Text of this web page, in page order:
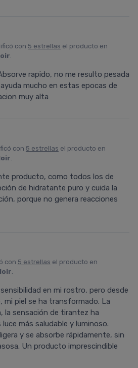
con 5 estrellas el producto en
.
rapido, no me resulto pesada
mucho en estas epocas de
muy alta
con 5 estrellas el producto en
.
producto, como todos los de
de hidratante puro y cuida la
porque no genera reacciones
con 5 estrellas el producto en
.
en mi rostro, pero desde
mi piel se ha transformado. La
la sensación de tirantez ha
más saludable y luminoso.
y se absorbe rápidamente, sin
Un producto imprescindible